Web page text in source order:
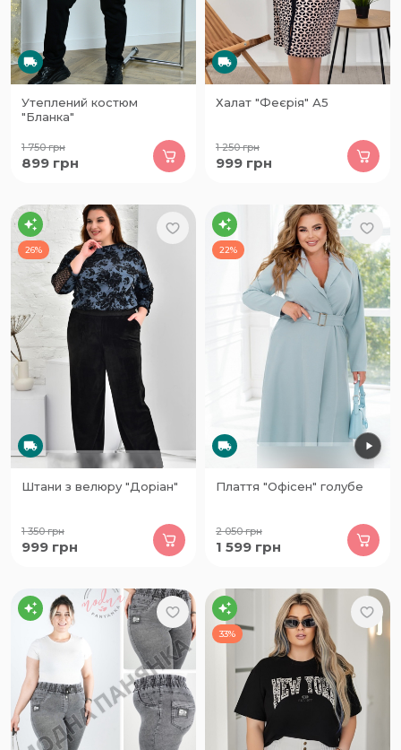
Утеплений костюм
"Бланка"
1 750грн
899 грн
Халат "Феєрія" А5
1 250грн
999 грн
26%
Штани з велюру "Доріан"
1 350грн
999 грн
22%
Плаття "Офісен" голубе
2 050грн
1 599 грн
33%